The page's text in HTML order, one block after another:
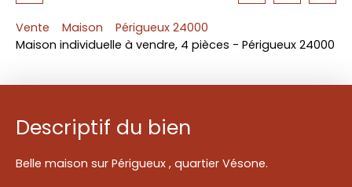
Vente Maison
Périgueux 24000
Maison individuelle à vendre, 4 pièces - Périgueux 24000
Descriptif du bien
Belle maison sur Périgueux , quartier Vésone.